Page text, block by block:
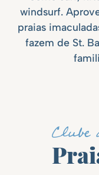
windsurf.
praias
fazem de St.
Clube